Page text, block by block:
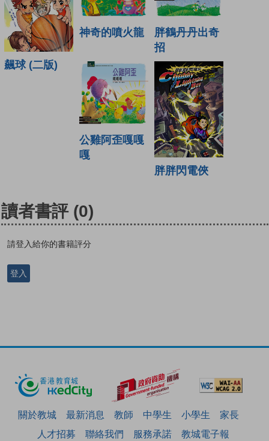
飆球 (二版)
神奇的噴火龍
胖鶴丹丹出奇
招
公雞阿歪嘎嘎
嘎
胖胖閃電俠
讀者書評 (0)
請登入給你的書籍評分
登入
關於教城 最新消息 教師 中學生 小學生
家長
人才招募
聯絡我們 服務承諾 教城電子報